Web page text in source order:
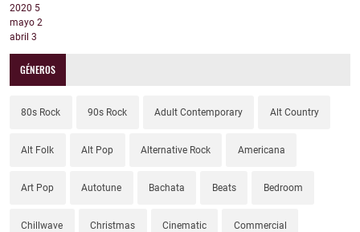
2020 5
mayo 2
abril 3
GÉNEROS
80s Rock 90s Rock Adult Contemporary Alt Country
Alt Folk Alt Pop Alternative Rock Americana
Art Pop Autotune Bachata Beats Bedroom
Chillwave Christmas Cinematic Commercial